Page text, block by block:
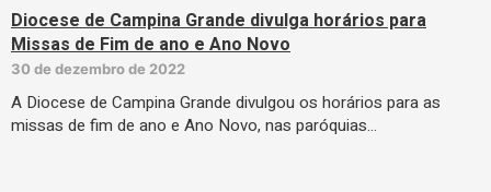
Diocese de Campina Grande divulga horários para
Missas de Fim de ano e Ano Novo
30 de dezembro de 2022
A Diocese de Campina Grande divulgou os horários para as
missas de fim de ano e Ano Novo, nas paróquias…